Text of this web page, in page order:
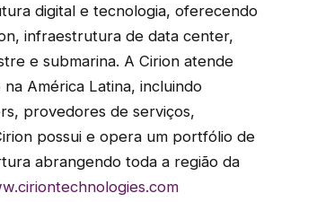
digital e tecnologia, oferecendo
infraestrutura de data center,
e submarina. A Cirion atende
América Latina, incluindo
provedores de serviços,
possui e opera um portfólio de
abrangendo toda a região da